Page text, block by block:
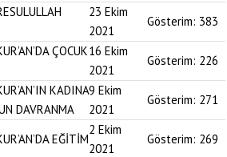
23 Ekim
2021
Gösterim: 383
ÇOCUK16 Ekim
2021
Gösterim: 226
KADINA
DAVRANMA
9 Ekim
2021
Gösterim: 271
EĞİTİM
2 Ekim
2021
Gösterim: 269